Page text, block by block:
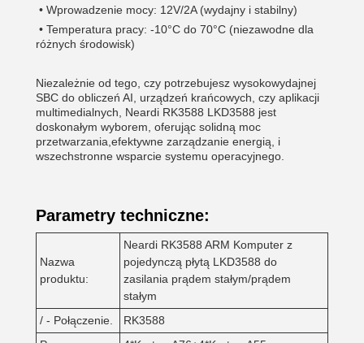
• Wprowadzenie mocy: 12V/2A (wydajny i stabilny)
• Temperatura pracy: -10°C do 70°C (niezawodne dla
różnych środowisk)
Niezależnie od tego, czy potrzebujesz wysokowydajnej
SBC do obliczeń AI, urządzeń krańcowych, czy aplikacji
multimedialnych, Neardi RK3588 LKD3588 jest
doskonałym wyborem, oferując solidną moc
przetwarzania,efektywne zarządzanie energią, i
wszechstronne wsparcie systemu operacyjnego.
Parametry techniczne:
Nazwa
produktu:
Neardi RK3588 ARM Komputer z
pojedynczą płytą LKD3588 do
zasilania prądem stałym/prądem
stałym
/ - Połączenie.
RK3588